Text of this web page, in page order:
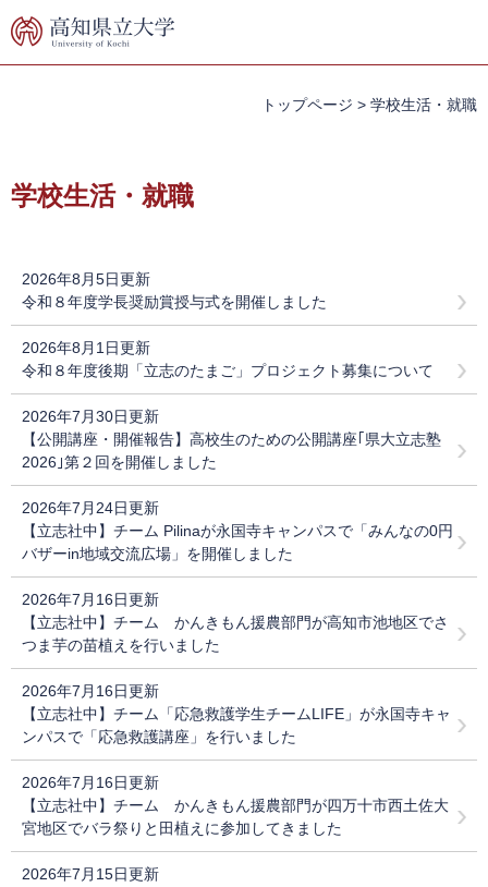
ー
ニ
て
トップページ > 学校生活・就職
文
学校生活・就職
2026年8月5日更新
令和８年度学長奨励賞授与式を開催しました
2026年8月1日更新
令和８年度後期「立志のたまご」プロジェクト募集について
2026年7月30日更新
【公開講座・開催報告】高校生のための公開講座｢県大立志塾
2026｣第２回を開催しました
2026年7月24日更新
【立志社中】チーム Pilinaが永国寺キャンパスで「みんなの0円
バザーin地域交流広場」を開催しました
2026年7月16日更新
【立志社中】チーム かんきもん援農部門が高知市池地区でさ
つま芋の苗植えを行いました
2026年7月16日更新
【立志社中】チーム「応急救護学生チームLIFE」が永国寺キャ
ンパスで「応急救護講座」を行いました
2026年7月16日更新
【立志社中】チーム かんきもん援農部門が四万十市西土佐大
宮地区でバラ祭りと田植えに参加してきました
2026年7月15日更新